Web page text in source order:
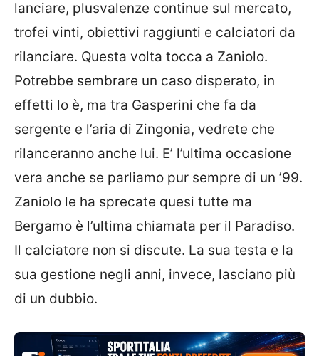
lanciare, plusvalenze continue sul mercato,
trofei vinti, obiettivi raggiunti e calciatori da
rilanciare. Questa volta tocca a Zaniolo.
Potrebbe sembrare un caso disperato, in
effetti lo è, ma tra Gasperini che fa da
sergente e l’aria di Zingonia, vedrete che
rilanceranno anche lui. E’ l’ultima occasione
vera anche se parliamo pur sempre di un ’99.
Zaniolo le ha sprecate quesi tutte ma
Bergamo è l’ultima chiamata per il Paradiso.
Il calciatore non si discute. La sua testa e la
sua gestione negli anni, invece, lasciano più
di un dubbio.